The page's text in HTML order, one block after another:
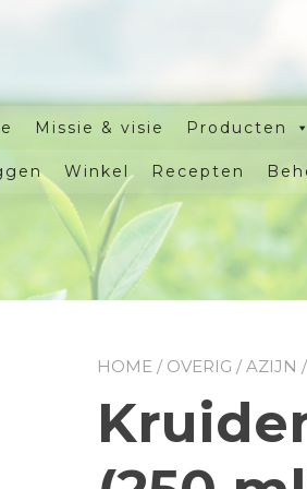
Missie & visie Producten
Winkel Recepten
HOME / OVERIG /AZIJN